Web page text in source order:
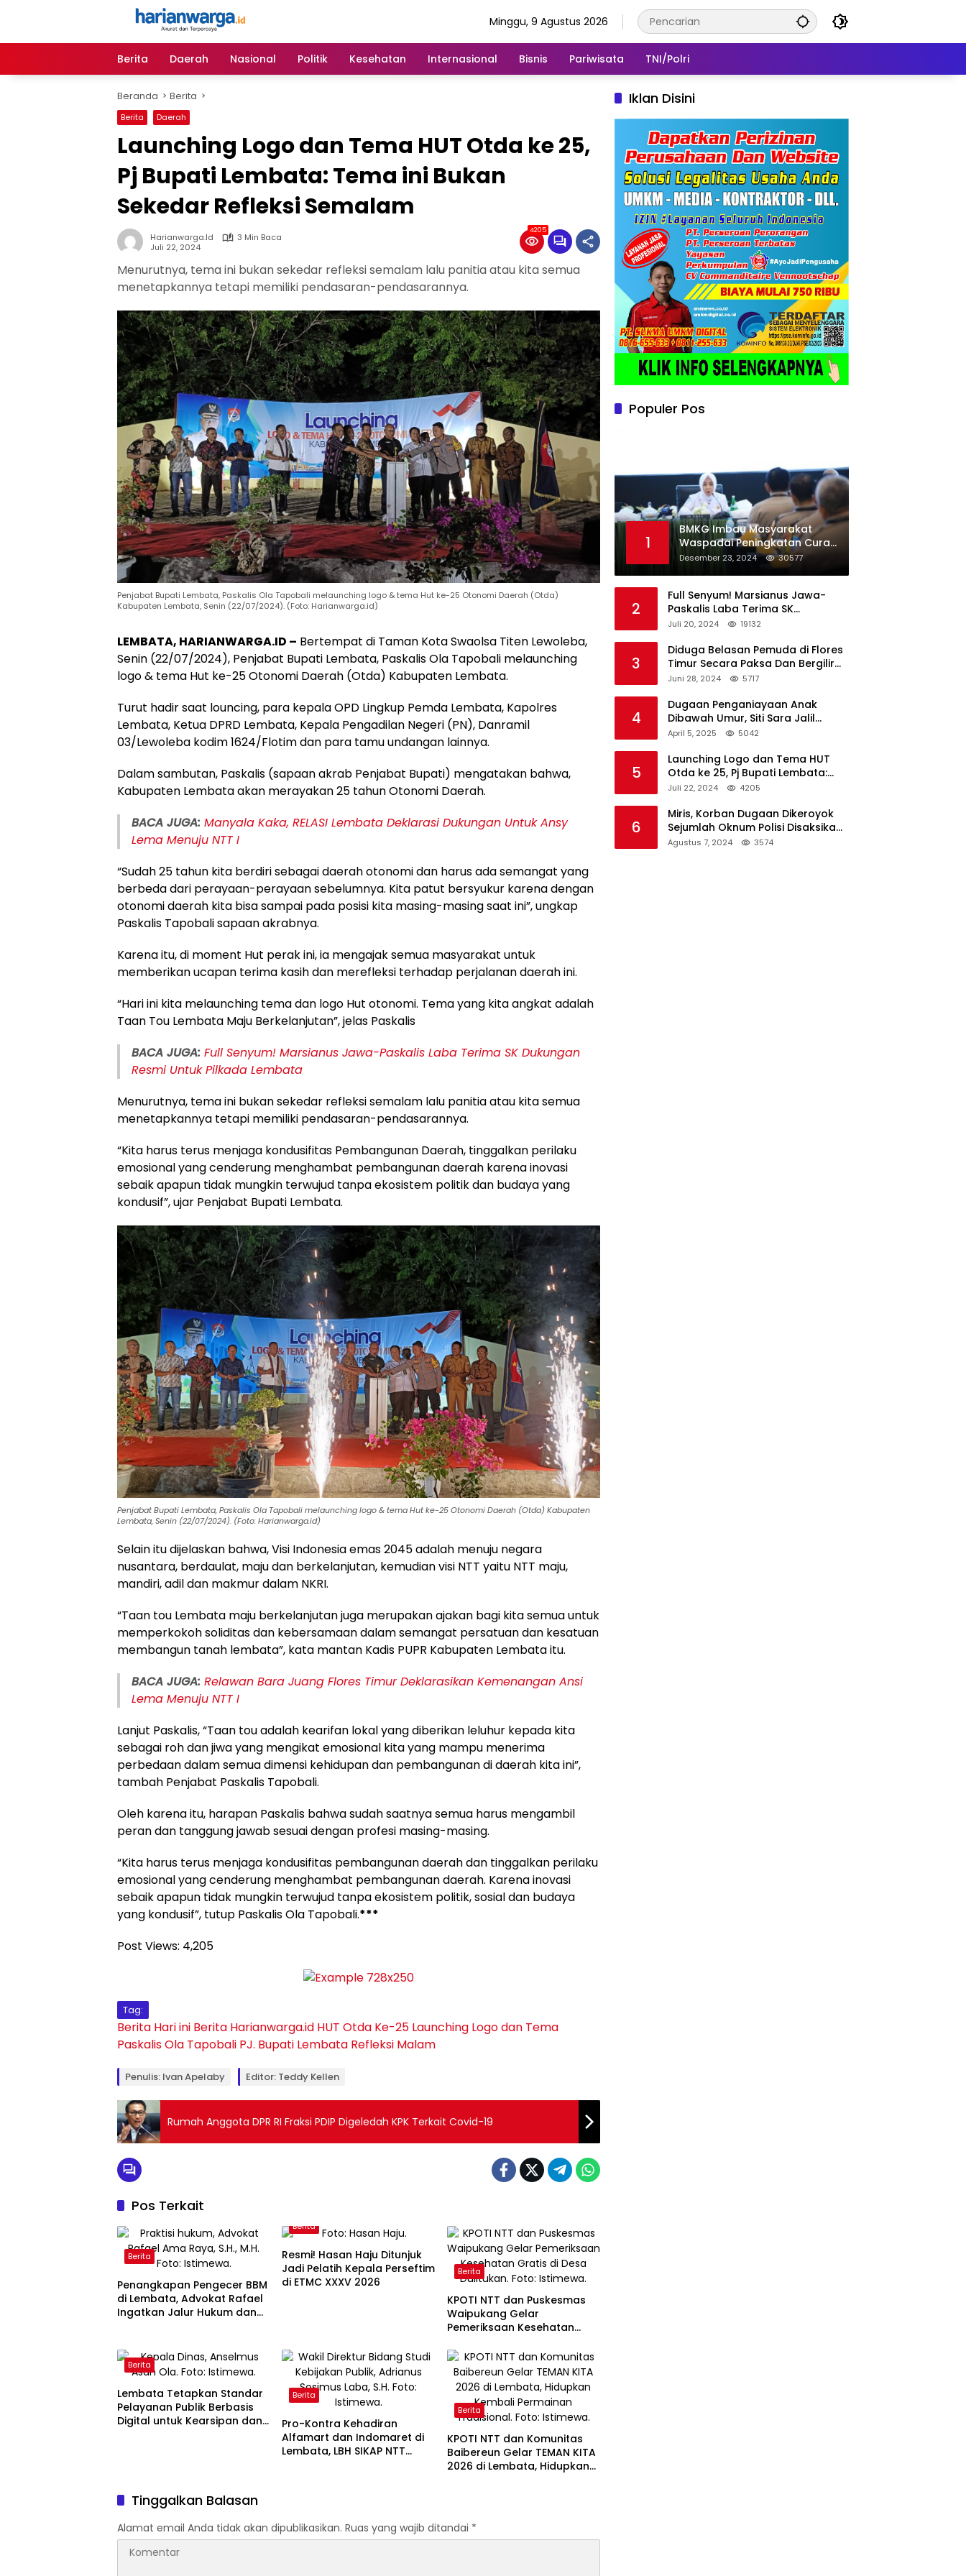
Minggu, 9 Agustus 2026
Berita Daerah Nasional Politik Kesehatan Internasional Bisnis Pariwisata TNI/Polri
Beranda Berita
Berita Daerah
Launching Logo dan Tema HUT Otda ke 25,
Pj Bupati Lembata: Tema ini Bukan
Sekedar Refleksi Semalam
Harianwarga.id
3 Min Baca
Juli 22, 2024
4205
Menurutnya, tema ini bukan sekedar refleksi semalam lalu panitia atau kita semua
menetapkannya tetapi memiliki pendasaran-pendasarannya.
Penjabat Bupati Lembata, Paskalis Ola Tapobali melaunching logo & tema Hut ke-25 Otonomi Daerah (Otda)
Kabupaten Lembata, Senin (22/07/2024). (Foto: Harianwarga.id)
LEMBATA, HARIANWARGA.ID – Bertempat di Taman Kota Swaolsa Titen Lewoleba,
Senin (22/07/2024), Penjabat Bupati Lembata, Paskalis Ola Tapobali melaunching
logo & tema Hut ke-25 Otonomi Daerah (Otda) Kabupaten Lembata.
Turut hadir saat louncing, para kepala OPD Lingkup Pemda Lembata, Kapolres
Lembata, Ketua DPRD Lembata, Kepala Pengadilan Negeri (PN), Danramil
03/Lewoleba kodim 1624/Flotim dan para tamu undangan lainnya.
Dalam sambutan, Paskalis (sapaan akrab Penjabat Bupati) mengatakan bahwa,
Kabupaten Lembata akan merayakan 25 tahun Otonomi Daerah.
BACA JUGA: Manyala Kaka, RELASI Lembata Deklarasi Dukungan Untuk Ansy
Lema Menuju NTT I
“Sudah 25 tahun kita berdiri sebagai daerah otonomi dan harus ada semangat yang
berbeda dari perayaan-perayaan sebelumnya. Kita patut bersyukur karena dengan
otonomi daerah kita bisa sampai pada posisi kita masing-masing saat ini”, ungkap
Paskalis Tapobali sapaan akrabnya.
Karena itu, di moment Hut perak ini, ia mengajak semua masyarakat untuk
memberikan ucapan terima kasih dan merefleksi terhadap perjalanan daerah ini.
“Hari ini kita melaunching tema dan logo Hut otonomi. Tema yang kita angkat adalah
Taan Tou Lembata Maju Berkelanjutan”, jelas Paskalis
BACA JUGA: Full Senyum! Marsianus Jawa-Paskalis Laba Terima SK Dukungan
Resmi Untuk Pilkada Lembata
Menurutnya, tema ini bukan sekedar refleksi semalam lalu panitia atau kita semua
menetapkannya tetapi memiliki pendasaran-pendasarannya.
“Kita harus terus menjaga kondusifitas Pembangunan Daerah, tinggalkan perilaku
emosional yang cenderung menghambat pembangunan daerah karena inovasi
sebaik apapun tidak mungkin terwujud tanpa ekosistem politik dan budaya yang
kondusif”, ujar Penjabat Bupati Lembata.
Penjabat Bupati Lembata, Paskalis Ola Tapobali melaunching logo & tema Hut ke-25 Otonomi Daerah (Otda) Kabupaten
Lembata, Senin (22/07/2024). (Foto: Harianwarga.id)
Selain itu dijelaskan bahwa, Visi Indonesia emas 2045 adalah menuju negara
nusantara, berdaulat, maju dan berkelanjutan, kemudian visi NTT yaitu NTT maju,
mandiri, adil dan makmur dalam NKRI.
“Taan tou Lembata maju berkelanjutan juga merupakan ajakan bagi kita semua untuk
memperkokoh soliditas dan kebersamaan dalam semangat persatuan dan kesatuan
membangun tanah lembata”, kata mantan Kadis PUPR Kabupaten Lembata itu.
BACA JUGA: Relawan Bara Juang Flores Timur Deklarasikan Kemenangan Ansi
Lema Menuju NTT I
Lanjut Paskalis, “Taan tou adalah kearifan lokal yang diberikan leluhur kepada kita
sebagai roh dan jiwa yang mengikat emosional kita yang mampu menerima
perbedaan dalam semua dimensi kehidupan dan pembangunan di daerah kita ini”,
tambah Penjabat Paskalis Tapobali.
Oleh karena itu, harapan Paskalis bahwa sudah saatnya semua harus mengambil
peran dan tanggung jawab sesuai dengan profesi masing-masing.
“Kita harus terus menjaga kondusifitas pembangunan daerah dan tinggalkan perilaku
emosional yang cenderung menghambat pembangunan daerah. Karena inovasi
sebaik apapun tidak mungkin terwujud tanpa ekosistem politik, sosial dan budaya
yang kondusif”, tutup Paskalis Ola Tapobali.***
Post Views: 4,205
Tag:
Berita Hari ini Berita Harianwarga.id HUT Otda Ke-25 Launching Logo dan Tema
Paskalis Ola Tapobali PJ. Bupati Lembata Refleksi Malam
Penulis: Ivan Apelaby Editor: Teddy Kellen
Rumah Anggota DPR RI Fraksi PDIP Digeledah KPK Terkait Covid-19
Pos Terkait
Berita
Penangkapan Pengecer BBM
di Lembata, Advokat Rafael
Ingatkan Jalur Hukum dan
Berita
Resmi! Hasan Haju Ditunjuk
Jadi Pelatih Kepala Perseftim
di ETMC XXXV 2026
Berita
KPOTI NTT dan Puskesmas
Waipukang Gelar
Pemeriksaan Kesehatan
Berita
Lembata Tetapkan Standar
Pelayanan Publik Berbasis
Digital untuk Kearsipan dan
Berita
Pro-Kontra Kehadiran
Alfamart dan Indomaret di
Lembata, LBH SIKAP NTT
Berita
KPOTI NTT dan Komunitas
Baibereun Gelar TEMAN KITA
2026 di Lembata, Hidupkan
Tinggalkan Balasan
Alamat email Anda tidak akan dipublikasikan. Ruas yang wajib ditandai *
Iklan Disini
Populer Pos
1
BMKG Imbau Masyarakat
Waspadai Peningkatan Curah
Hujan Menjelang Libur Natal
Desember 23, 2024 30577
2
Full Senyum! Marsianus Jawa-
Paskalis Laba Terima SK
Dukungan Resmi Untuk Pilkada
Juli 20, 2024 19132
3
Diduga Belasan Pemuda di Flores
Timur Secara Paksa Dan Bergilir
Setubuhi Gadis di Bawah Umur
Juni 28, 2024 5717
4
Dugaan Penganiayaan Anak
Dibawah Umur, Siti Sara Jalil
Seorang Warga Desa Normal 1
April 5, 2025 5042
5
Launching Logo dan Tema HUT
Otda ke 25, Pj Bupati Lembata:
Tema ini Bukan Sekedar Refleksi
Juli 22, 2024 4205
6
Miris, Korban Dugaan Dikeroyok
Sejumlah Oknum Polisi Disaksikan
Istri
Agustus 7, 2024 3574